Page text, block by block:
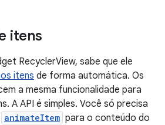
itens
RecyclerView, sabe que ele
itens de forma automática. Os
a mesma funcionalidade para
A API é simples. Você só precisa
animateItem para o conteúdo do